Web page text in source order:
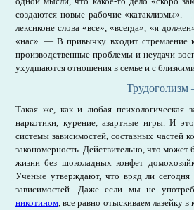
создаются новые рабочие «катаклизмы».
лексиконе слова «все», «всегда», «я
«нас». — В привычку входит
производственные проблемы и неудачи
ухудшаются отношения в семье и с
Трудоголизм
Такая же, как и любая психологическая
наркотики, курение, азартные игры. И
системы зависимостей, составных частей
закономерность. Действительно, что
жизни без шоколадных конфет
Ученые утверждают, что вряд ли
зависимостей. Даже если мы не
никотином, все равно отыскиваем лазейку